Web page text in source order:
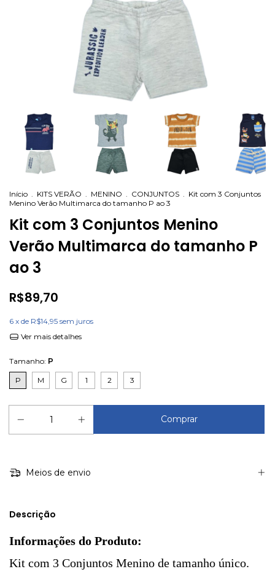
Início . KITS VERÃO . MENINO . CONJUNTOS . Kit com 3 Conjuntos
Menino Verão Multimarca do tamanho P ao 3
Kit com 3 Conjuntos Menino
Verão Multimarca do tamanho P
ao 3
R$89,70
6 x de R$14,95 sem juros
Ver mais detalhes
Tamanho: P
P M G 1 2 3
Meios de envio
Descrição
Informações do Produto:
Kit com 3 Conjuntos Menino de tamanho único.